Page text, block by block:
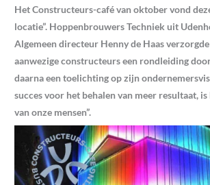
Het Constructeurs-café van oktober vond
locatie”. Hoppenbrouwers Techniek uit
Algemeen directeur Henny de Haas
aanwezige constructeurs een rondleiding
daarna een toelichting op zijn
succes voor het behalen van meer resultaat,
van onze mensen”.